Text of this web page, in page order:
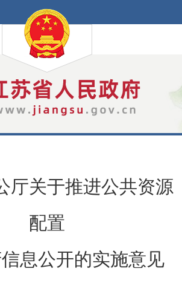
厅关于推进公共资源
配置
息公开的实施意见